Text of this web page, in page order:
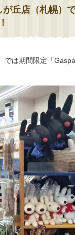
が丘店（札幌）
では期間限定「